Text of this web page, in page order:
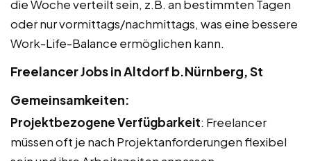
die Woche verteilt sein, z.B. an bestimmten Tagen
oder nur vormittags/nachmittags, was eine bessere
Work-Life-Balance ermöglichen kann.
Freelancer Jobs in Altdorf b.Nürnberg, St
Gemeinsamkeiten:
Projektbezogene Verfügbarkeit: Freelancer
müssen oft je nach Projektanforderungen flexibel